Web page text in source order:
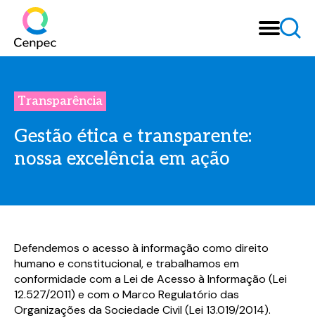
Transparência
Gestão ética e transparente:
nossa excelência em ação
Defendemos o acesso à informação como direito
humano e constitucional, e trabalhamos em
conformidade com a Lei de Acesso à Informação (Lei
12.527/2011) e com o Marco Regulatório das
Organizações da Sociedade Civil (Lei 13.019/2014).